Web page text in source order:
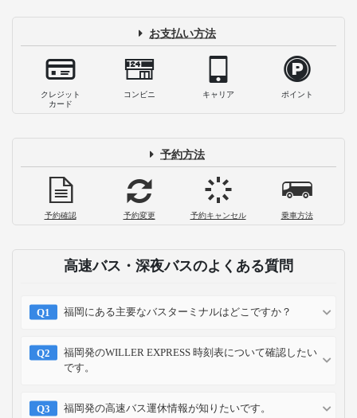
お支払い方法
クレジット
カード
コンビニ キャリア ポイント
予約方法
予約確認 予約変更 予約キャンセル 乗車方法
高速バス・深夜バスのよくある質問
福岡にある主要なバスターミナルはどこですか？
福岡発のWILLER EXPRESS 時刻表について確認したい
です。
福岡発の高速バス運休情報が知りたいです。